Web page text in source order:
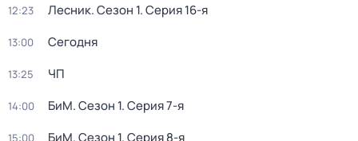
12:23 Лесник. Сезон 1. Серия 16-я
13:00 Сегодня
13:25 ЧП
14:00 БиМ. Сезон 1. Серия 7-я
15:00 БиМ. Сезон 1. Серия 8-я